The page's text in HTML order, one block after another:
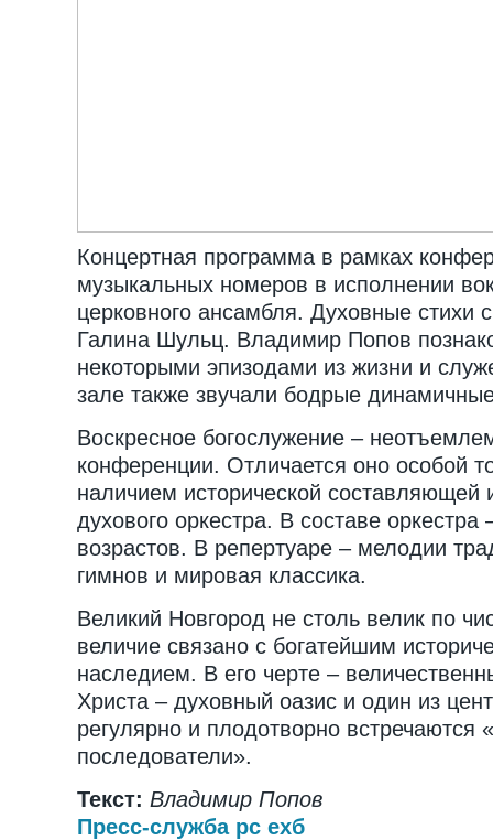
Концертная программа в рамках
музыкальных номеров в исполнении
церковного ансамбля. Духовные стихи
Галина Шульц. Владимир Попов
некоторыми эпизодами из жизни и
зале также звучали бодрые
Воскресное богослужение –
конференции. Отличается оно особой
наличием исторической составляющей
духового оркестра. В составе
возрастов. В репертуаре – мелодии
гимнов и мировая классика.
Великий Новгород не столь велик по
величие связано с богатейшим
наследием. В его черте –
Христа – духовный оазис и один из
регулярно и плодотворно встречаются
последователи».
Текст: Владимир Попов
Пресс-служба рс ехб